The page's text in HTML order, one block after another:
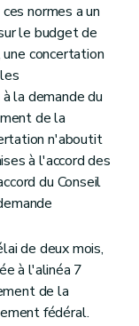
normes a un
le budget de
concertation
la demande du
de la
n'aboutit
à l'accord des
du Conseil
de deux mois,
à l'alinéa 7
de la
fédéral.